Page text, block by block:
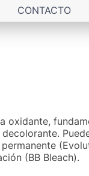
CONTACTO
oxidante,
(BB Bleach).